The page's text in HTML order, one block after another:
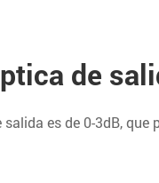
de
es de 0-3dB,